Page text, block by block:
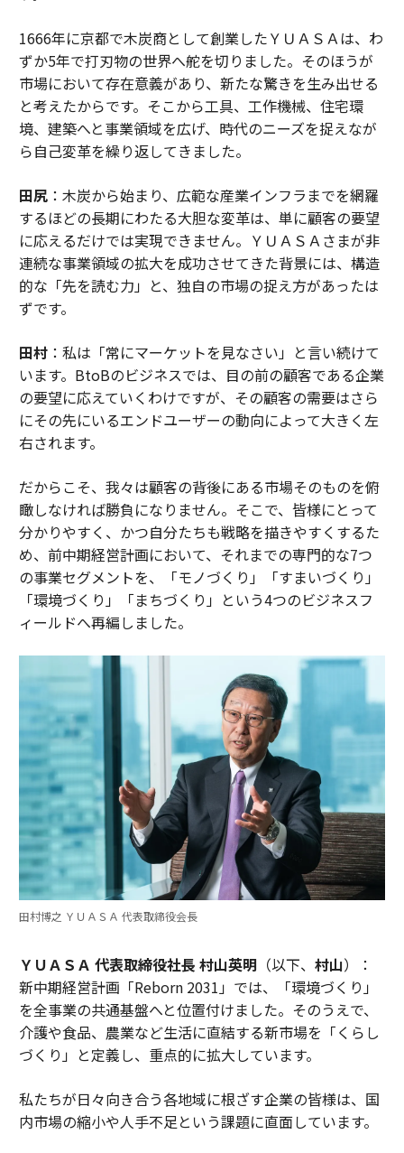
1666年に京都で木炭商として創業したＹＵＡＳＡは、わ
ずか5年で打刃物の世界へ舵を切りました。そのほうが
市場において存在意義があり、新たな驚きを生み出せる
と考えたからです。そこから工具、工作機械、住宅環
境、建築へと事業領域を広げ、時代のニーズを捉えなが
ら自己変革を繰り返してきました。
田尻：木炭から始まり、広範な産業インフラまでを網羅
するほどの長期にわたる大胆な変革は、単に顧客の要望
に応えるだけでは実現できません。ＹＵＡＳＡさまが非
連続な事業領域の拡大を成功させてきた背景には、構造
的な「先を読む力」と、独自の市場の捉え方があったは
ずです。
田村：私は「常にマーケットを見なさい」と言い続けて
います。BtoBのビジネスでは、目の前の顧客である企業
の要望に応えていくわけですが、その顧客の需要はさら
にその先にいるエンドユーザーの動向によって大きく左
右されます。
だからこそ、我々は顧客の背後にある市場そのものを俯
瞰しなければ勝負になりません。そこで、皆様にとって
分かりやすく、かつ自分たちも戦略を描きやすくするた
め、前中期経営計画において、それまでの専門的な7つ
の事業セグメントを、「モノづくり」「すまいづくり」
「環境づくり」「まちづくり」という4つのビジネスフ
ィールドへ再編しました。
田村博之 ＹＵＡＳＡ 代表取締役会長
ＹＵＡＳＡ 代表取締役社長 村山英明（以下、 村山）：
新中期経営計画「Reborn 2031」では、「環境づくり」
を全事業の共通基盤へと位置付けました。そのうえで、
介護や食品、農業など生活に直結する新市場を「くらし
づくり」と定義し、重点的に拡大しています。
私たちが日々向き合う各地域に根ざす企業の皆様は、国
内市場の縮小や人手不足という課題に直面しています。